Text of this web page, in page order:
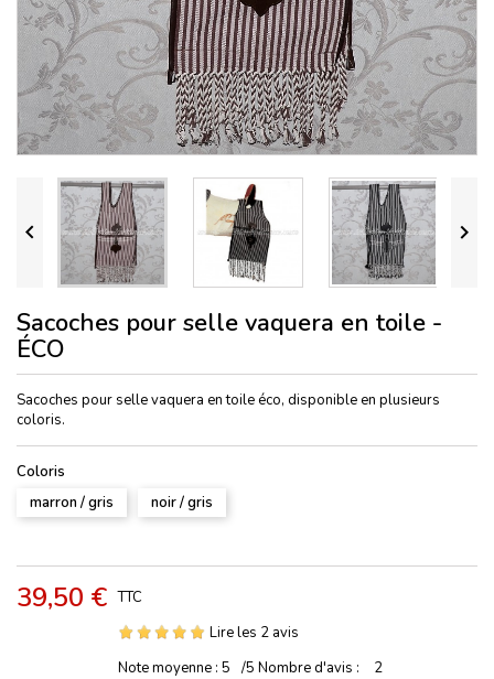
 
Sacoches pour selle vaquera en toile -
ÉCO
Sacoches pour selle vaquera en toile éco, disponible en plusieurs
coloris.
Coloris
marron / gris
noir / gris
39,50 € TTC
Lire les 2 avis
Note moyenne : 5 /5 Nombre d'avis : 2